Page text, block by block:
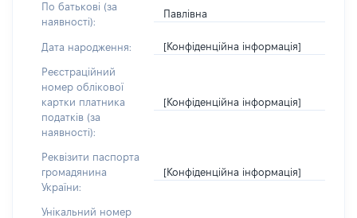
По батькові (за
наявності):
Павлівна
Дата народження: [Конфіденційна інформація]
Реєстраційний
номер облікової
картки платника
податків (за
наявності):
[Конфіденційна інформація]
Реквізити паспорта
громадянина
України:
[Конфіденційна інформація]
Унікальний номер